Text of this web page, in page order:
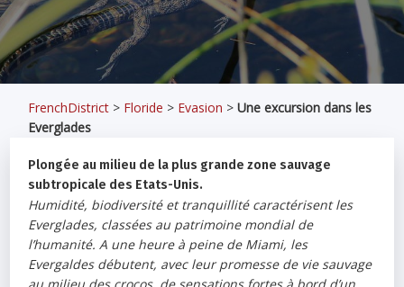
FrenchDistrict > Floride > Evasion >Une excursion dans les
Everglades
Plongée au milieu de la plus grande zone sauvage
subtropicale des Etats-Unis.
Humidité, biodiversité et tranquillité caractérisent les
Everglades, classées au patrimoine mondial de
l’humanité. A une heure à peine de Miami, les
Evergaldes débutent, avec leur promesse de vie sauvage